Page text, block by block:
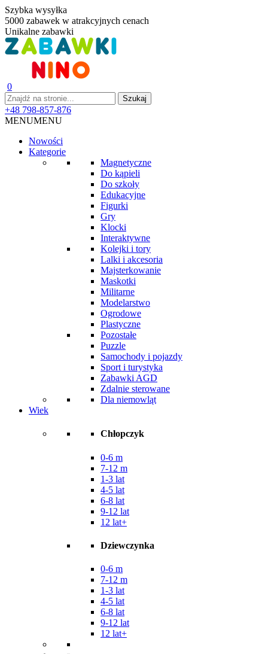
Szybka wysyłka
5000 zabawek w atrakcyjnych cenach
Unikalne zabawki
0
+48 798-857-876
MENUMENU
Nowości
Kategorie
Magnetyczne
Do kąpieli
Do szkoły
Edukacyjne
Figurki
Gry
Klocki
Interaktywne
Kolejki i tory
Lalki i akcesoria
Majsterkowanie
Maskotki
Militarne
Modelarstwo
Ogrodowe
Plastyczne
Pozostałe
Puzzle
Samochody i pojazdy
Sport i turystyka
Zabawki AGD
Zdalnie sterowane
Dla niemowląt
Wiek
Chłopczyk
0-6 m
7-12 m
1-3 lat
4-5 lat
6-8 lat
9-12 lat
12 lat+
Dziewczynka
0-6 m
7-12 m
1-3 lat
4-5 lat
6-8 lat
9-12 lat
12 lat+